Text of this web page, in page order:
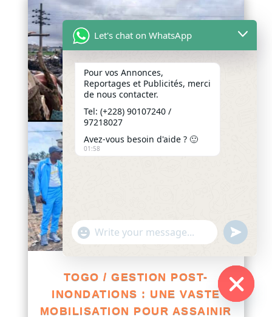
TOGO / GESTION POST-
INONDATIONS : UNE VASTE
MOBILISATION POUR ASSAINIR
Let's chat on WhatsApp
Pour vos Annonces,
Reportages et Publicités, merci
de nous contacter.
Tel: (+228) 90107240 /
97218027
Avez-vous besoin d'aide ? 🙂
01:58
"+chaty_settings.lang.emoji_picker+"
WhatsApp
undefined